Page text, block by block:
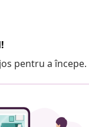
pentru a începe.